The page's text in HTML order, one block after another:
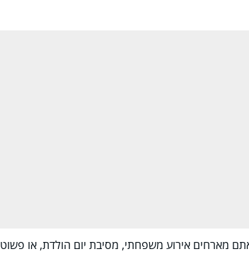
מארחים אירוע משפחתי, מסיבת יום הולדת, או פשוט